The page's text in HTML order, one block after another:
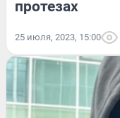
протезах
25 июля, 2023, 15:00